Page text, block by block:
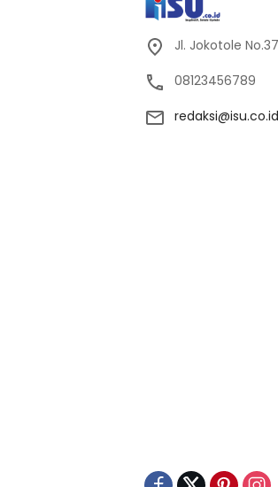
Jl. Jokotole
08123456789
redaksi@isu.co.id